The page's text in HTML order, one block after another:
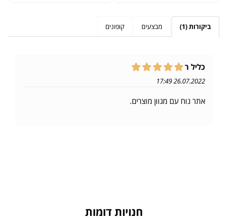
ביקורות (1) מבצעים קופונים
כליל ר
26.07.2022 17:49
אתר נוח עם מגוון מוצרים.
חנויות דומות